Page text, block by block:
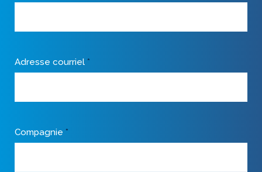
Adresse courriel *
Compagnie *